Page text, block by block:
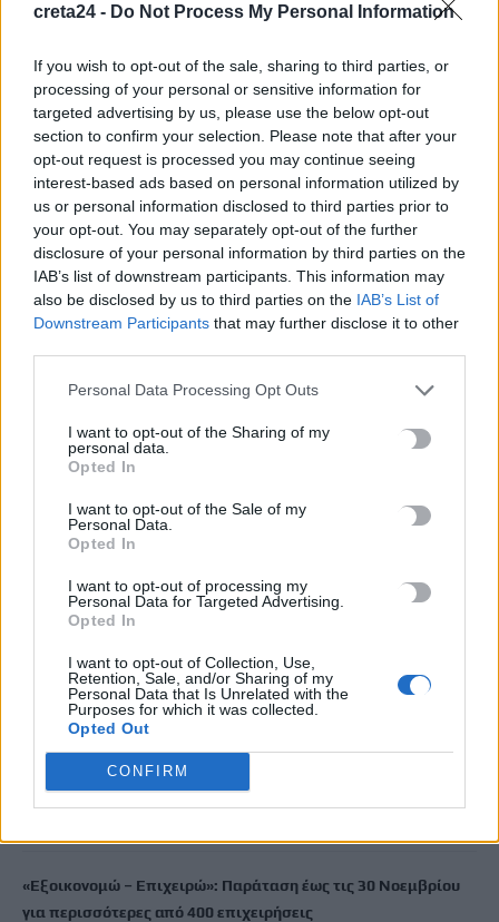
creta24 - Do Not Process My Personal Information
If you wish to opt-out of the sale, sharing to third parties, or
processing of your personal or sensitive information for
targeted advertising by us, please use the below opt-out
section to confirm your selection. Please note that after your
opt-out request is processed you may continue seeing
interest-based ads based on personal information utilized by
us or personal information disclosed to third parties prior to
your opt-out. You may separately opt-out of the further
disclosure of your personal information by third parties on the
IAB’s list of downstream participants. This information may
also be disclosed by us to third parties on the IAB’s List of
Downstream Participants that may further disclose it to other
Personal Data Processing Opt Outs
I want to opt-out of the Sharing of my
personal data.
Opted In
I want to opt-out of the Sale of my
Personal Data.
Opted In
I want to opt-out of processing my
Personal Data for Targeted Advertising.
Opted In
I want to opt-out of Collection, Use,
Retention, Sale, and/or Sharing of my
Personal Data that Is Unrelated with the
Purposes for which it was collected.
Opted Out
CONFIRM
Νέα τηλεφωνική απάτη με «βιτρίνα» το ΚΕΠ Γαζίου
10 Αυγούστου, 2026
Προσωπικός Βοηθός: Στις 24 Αυγούστου ανοίγει η πλατφόρμα
για νέες αιτήσεις – Τι αλλάζει
10 Αυγούστου, 2026
Ουκρανικά πλήγματα στη Ρωσία: Σφυροκόπημα με 456
drones, αναφορές για νεκρούς
Φωτιά στον Κουβαρά: Ρεπόρτερ της ΕΡΤ έσωσε χελώνα με
εγκαύματα από τις φλόγες
10 Αυγούστου, 2026
Voucher για παιδικούς σταθμούς: Σήμερα τα προσωρινά
αποτελέσματα, η προθεσμία για τις ενστάσεις
ΒΟΑΚ: Σεπτέμβριο η παράδοση των 10,2 χλμ του Νεάπολη-
Άγιος Νικόλαος – Οι απαλλοτριώσεις, οι αποζημιώσεις και το
«ψαλίδι»
10 Αυγούστου, 2026
Σε συναγερμό ο Καναδάς – Δασική πυρκαγιά μαίνεται
ανεξέλεγκτη από την Παρασκευή
«Εξοικονομώ – Επιχειρώ»: Παράταση έως τις 30 Νοεμβρίου
για περισσότερες από 400 επιχειρήσεις